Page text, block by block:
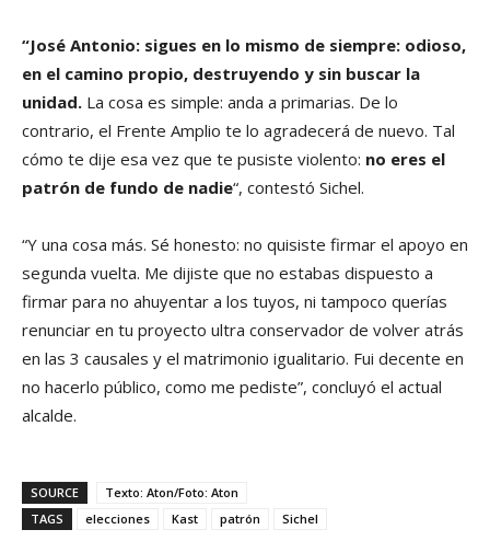
“José Antonio: sigues en lo mismo de siempre: odioso,
en el camino propio, destruyendo y sin buscar la
unidad. La cosa es simple: anda a primarias. De lo
contrario, el Frente Amplio te lo agradecerá de nuevo. Tal
cómo te dije esa vez que te pusiste violento: no eres el
patrón de fundo de nadie“, contestó Sichel.
“Y una cosa más. Sé honesto: no quisiste firmar el apoyo en
segunda vuelta. Me dijiste que no estabas dispuesto a
firmar para no ahuyentar a los tuyos, ni tampoco querías
renunciar en tu proyecto ultra conservador de volver atrás
en las 3 causales y el matrimonio igualitario. Fui decente en
no hacerlo público, como me pediste”, concluyó el actual
alcalde.
SOURCE
Texto: Aton/Foto: Aton
TAGS
elecciones Kast patrón Sichel